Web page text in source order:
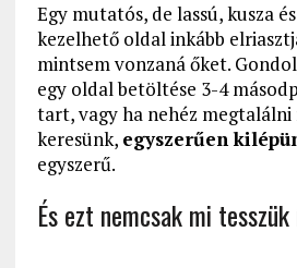
Egy mutatós, de lassú, kusza
kezelhető oldal inkább
mintsem vonzaná őket.
egy oldal betöltése 3-4
tart, vagy ha nehéz
keresünk, egyszerűen
egyszerű.
És ezt nemcsak mi